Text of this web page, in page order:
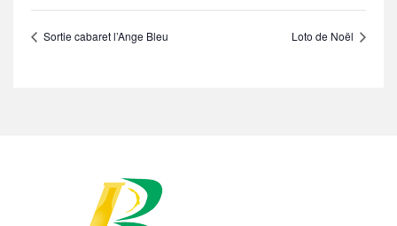
Sortie cabaret l’Ange Bleu Loto de Noël